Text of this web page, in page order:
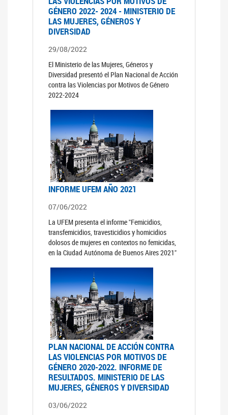
GÉNERO 2022- 2024 - MINISTERIO DE
LAS MUJERES, GÉNEROS Y
DIVERSIDAD
29/08/2022
El Ministerio de las Mujeres, Géneros y
Diversidad presentó el Plan Nacional de Acción
contra las Violencias por Motivos de Género
2022-2024
INFORME UFEM AÑO 2021
07/06/2022
La UFEM presenta el informe "Femicidios,
transfemicidios, travesticidios y homicidios
dolosos de mujeres en contextos no femicidas,
en la Ciudad Autónoma de Buenos Aires 2021"
PLAN NACIONAL DE ACCIÓN CONTRA
LAS VIOLENCIAS POR MOTIVOS DE
GÉNERO 2020-2022. INFORME DE
RESULTADOS. MINISTERIO DE LAS
MUJERES, GÉNEROS Y DIVERSIDAD
03/06/2022